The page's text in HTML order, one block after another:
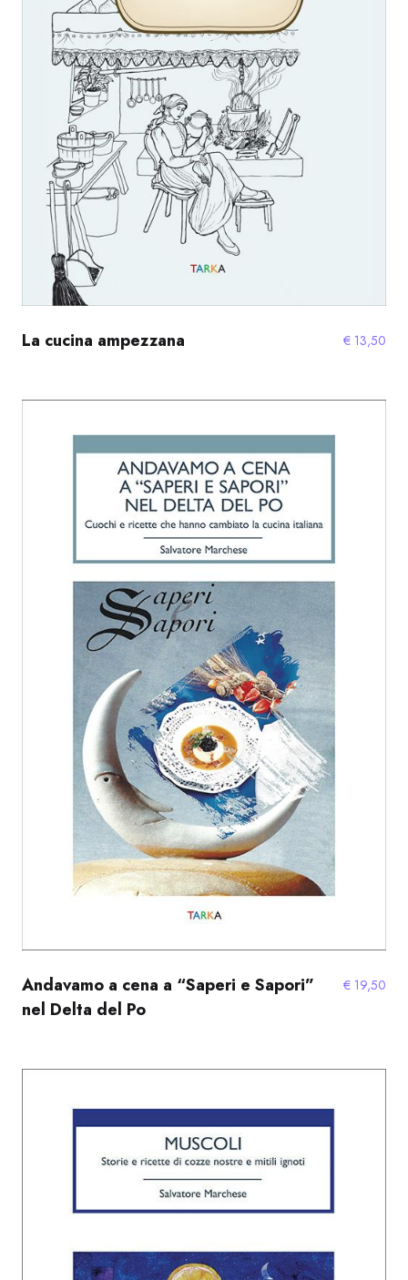
La cucina ampezzana € 13,50
Andavamo a cena a “Saperi e Sapori”
nel Delta del Po
€ 19,50